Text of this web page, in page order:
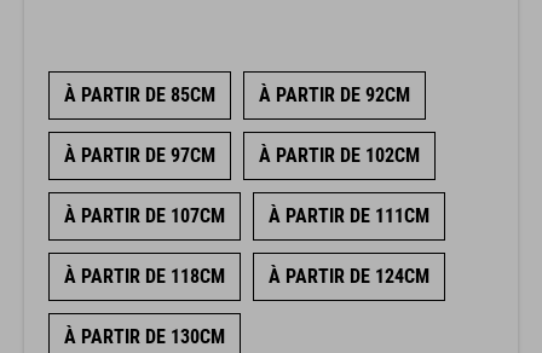
À PARTIR DE 85CM À PARTIR DE 92CM
À PARTIR DE 97CM À PARTIR DE 102CM
À PARTIR DE 107CM À PARTIR DE 111CM
À PARTIR DE 118CM À PARTIR DE 124CM
À PARTIR DE 130CM